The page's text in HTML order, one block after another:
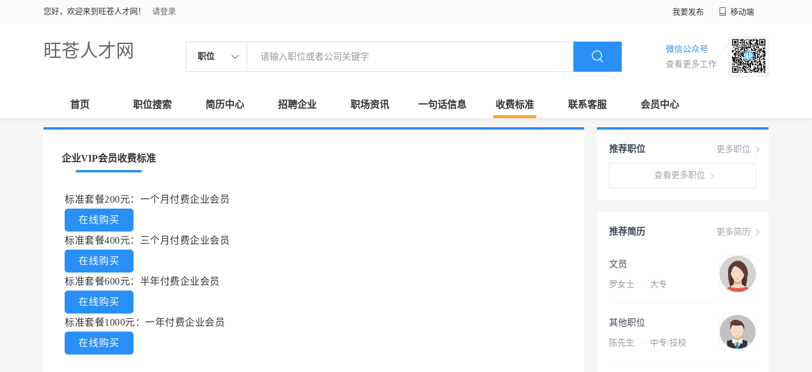
您好，欢迎来到旺苍人才网！ 请登录 我要发布 移动端
旺苍人才网 职位
微信公众号
查看更多工作
首页 职位搜索 简历中心 招聘企业 职场资讯 一句话信息 收费标准 联系客服 会员中心
企业VIP会员收费标准
标准套餐200元：一个月付费企业会员
在线购买
标准套餐400元：三个月付费企业会员
在线购买
标准套餐600元：半年付费企业会员
在线购买
标准套餐1000元：一年付费企业会员
在线购买
更多职位
推荐职位
查看更多职位
更多简历
推荐简历
文员
罗女士 · 大专
其他职位
陈先生 · 中专/技校